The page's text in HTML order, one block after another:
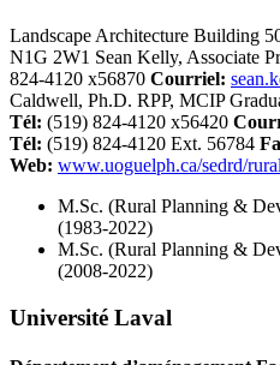
Landscape Architecture Building
N1G 2W1 Sean Kelly, Associate
824-4120 x56870 Courriel:
Caldwell, Ph.D. RPP, MCIP
Tél: (519) 824-4120 x56420
Tél: (519) 824-4120 Ext. 56784
Web: www.uoguelph.ca/sedrd/
M.Sc. (Rural Planning &
(1983-2022)
M.Sc. (Rural Planning &
(2008-2022)
Université Laval